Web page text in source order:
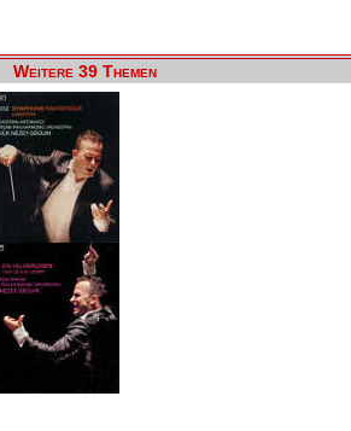
Weitere 39 Themen